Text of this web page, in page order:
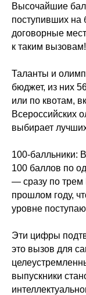
Высочайшие
поступивших на
договорные
к таким вызовам!
Таланты и
бюджет, из них
или по квотам,
Всероссийских
выбирает
100-балльники:
100 баллов по
— сразу по
прошлом году,
уровне
Эти цифры
это вызов для
выпускники